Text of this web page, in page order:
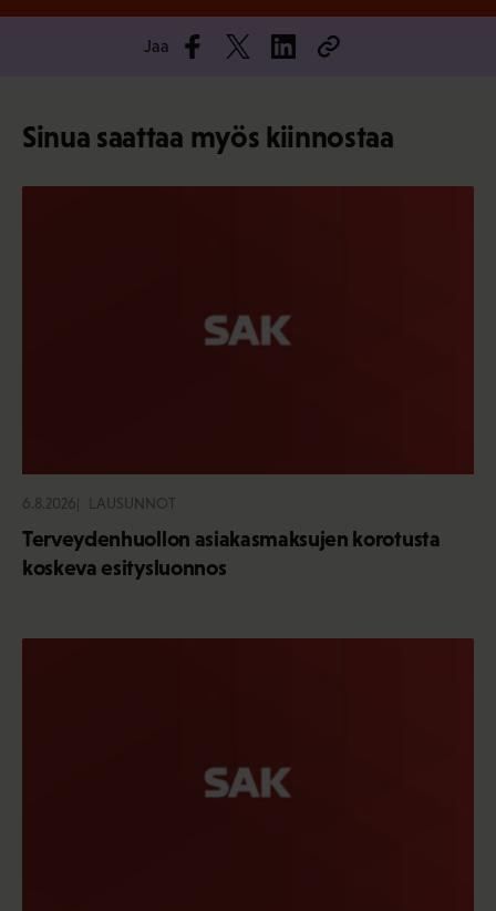
Jaa
Sinua saattaa myös kiinnostaa
6.8.2026 LAUSUNNOT
Terveydenhuollon asiakasmaksujen korotusta
koskeva esitysluonnos